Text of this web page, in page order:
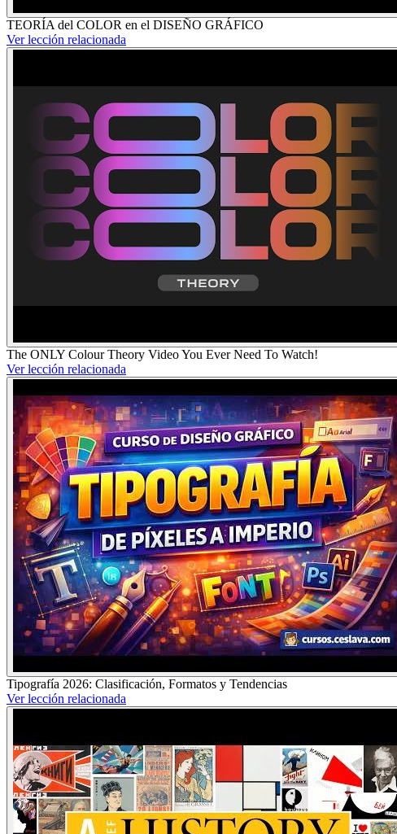
TEORÍA del COLOR en el DISEÑO GRÁFICO
Ver lección relacionada
The ONLY Colour Theory Video You Ever Need To Watch!
Ver lección relacionada
Tipografía 2026: Clasificación, Formatos y Tendencias
Ver lección relacionada